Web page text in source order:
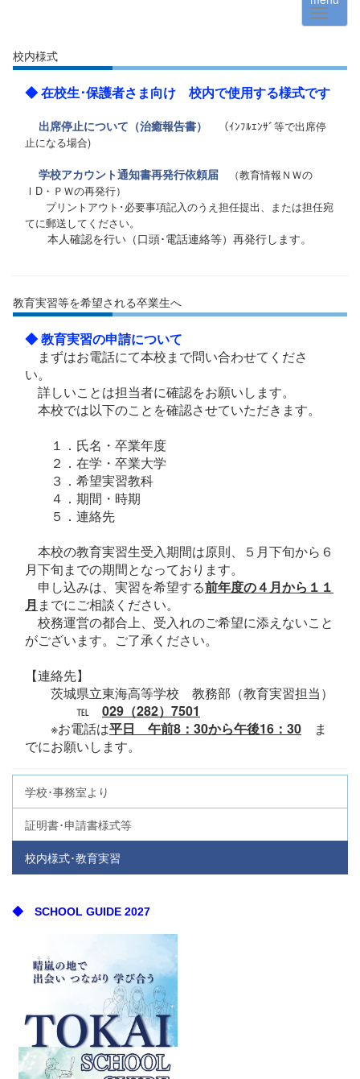
校内様式
◆ 在校生･保護者さま向け 校内で使用する様式です
出席停止について（治癒報告書）
（ｲﾝﾌﾙｴﾝｻﾞ等で出席停
止になる場合)
学校アカウント通知書再発行依頼届 （教育情報ＮＷの
ⅠD・ＰＷの再発行）
プリントアウト･必要事項記入のうえ担任提出、または担任宛
てに郵送してください。
本人確認を行い（口頭･電話連絡等）再発行します。
教育実習等を希望される卒業生へ
◆ 教育実習の申請について
まずはお電話にて本校まで問い合わせてくださ
い。
詳しいことは担当者に確認をお願いします。
本校では以下のことを確認させていただきます。
１．氏名・卒業年度
２．在学・卒業大学
３．希望実習教科
４．期間・時期
５．連絡先
本校の教育実習生受入期間は原則、５月下旬から６
月下旬までの期間となっております。
申し込みは、実習を希望する前年度の４月から１１
月 までにご相談ください。
校務運営の都合上、受入れのご希望に添えないこと
がございます。ご了承ください。
【連絡先】
茨城県立東海高等学校 教務部（教育実習担当）
℡ 029（282）7501
※お電話は平日 午前8：30から午後16：30 ま
でにお願いします。
学校･事務室より
証明書･申請書様式等
校内様式･教育実習
◆ SCHOOL GUIDE 2027